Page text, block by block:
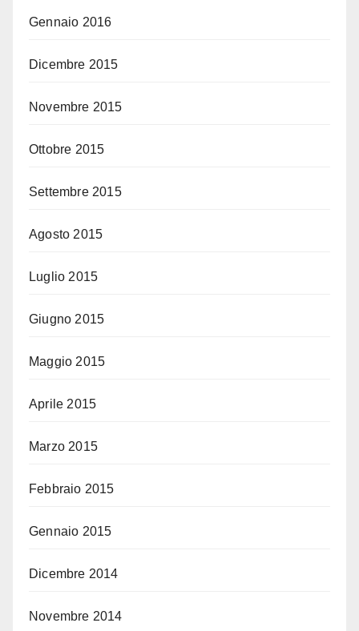
Gennaio 2016
Dicembre 2015
Novembre 2015
Ottobre 2015
Settembre 2015
Agosto 2015
Luglio 2015
Giugno 2015
Maggio 2015
Aprile 2015
Marzo 2015
Febbraio 2015
Gennaio 2015
Dicembre 2014
Novembre 2014